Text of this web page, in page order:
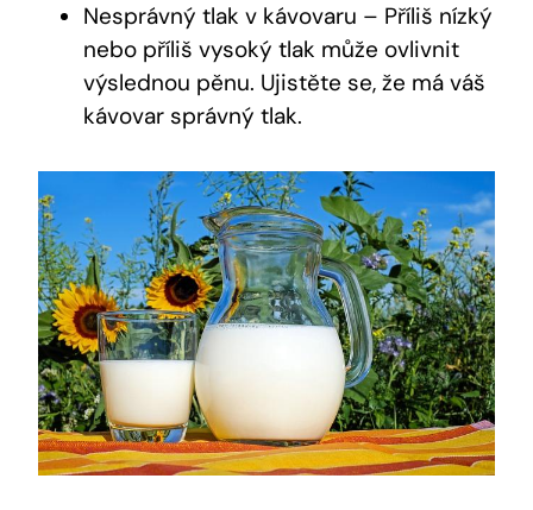
Nesprávný tlak v kávovaru – Příliš nízký
nebo příliš vysoký tlak může ovlivnit
výslednou pěnu. Ujistěte se, že má váš
kávovar správný tlak.